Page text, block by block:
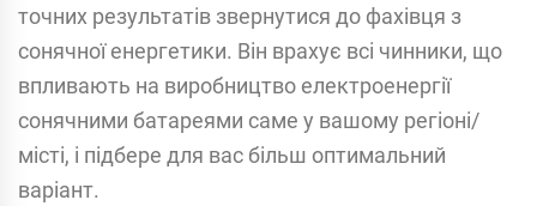
точних результатів звернутися до фахівця з
сонячної енергетики. Він врахує всі чинники, що
впливають на виробництво електроенергії
сонячними батареями саме у вашому регіоні/
місті, і підбере для вас більш оптимальний
варіант.